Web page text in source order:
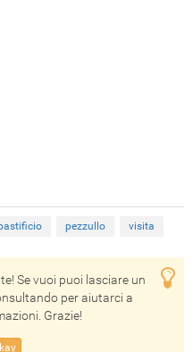
pezzullo visita
Se vuoi puoi lasciare un
per aiutarci a
Grazie!